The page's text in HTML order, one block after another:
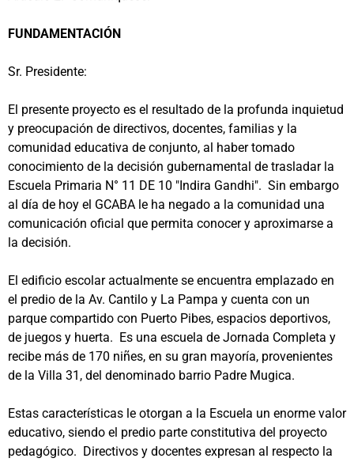
FUNDAMENTACIÓN
Sr. Presidente:
El presente proyecto es el resultado de la profunda inquietud
y preocupación de directivos, docentes, familias y la
comunidad educativa de conjunto, al haber tomado
conocimiento de la decisión gubernamental de trasladar la
Escuela Primaria N° 11 DE 10 "Indira Gandhi". Sin embargo
al día de hoy el GCABA le ha negado a la comunidad una
comunicación oficial que permita conocer y aproximarse a
la decisión.
El edificio escolar actualmente se encuentra emplazado en
el predio de la Av. Cantilo y La Pampa y cuenta con un
parque compartido con Puerto Pibes, espacios deportivos,
de juegos y huerta. Es una escuela de Jornada Completa y
recibe más de 170 niñes, en su gran mayoría, provenientes
de la Villa 31, del denominado barrio Padre Mugica.
Estas características le otorgan a la Escuela un enorme valor
educativo, siendo el predio parte constitutiva del proyecto
pedagógico. Directivos y docentes expresan al respecto la